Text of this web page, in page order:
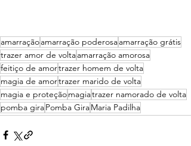
amarraçãoamarração poderosaamarração grátis
trazer amor de voltaamarração amorosa
feitiço de amortrazer homem de volta
magia de amortrazer marido de volta
magia e proteçãomagiatrazer namorado de volta
pomba giraPomba GiraMaria Padilha